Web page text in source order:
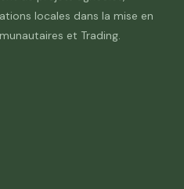
locales dans la mise en
et Trading.